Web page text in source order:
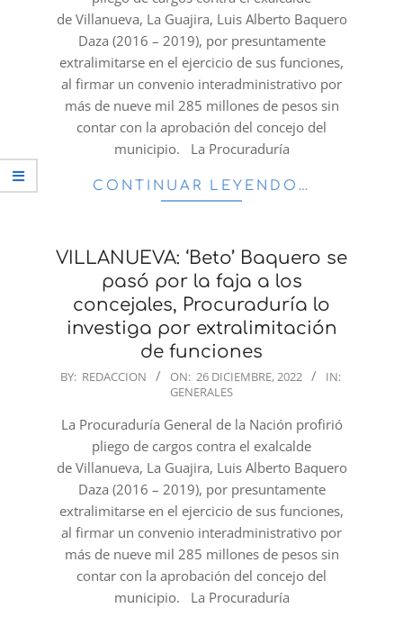
de Villanueva, La Guajira, Luis Alberto Baquero
Daza (2016 – 2019), por presuntamente
extralimitarse en el ejercicio de sus funciones,
al firmar un convenio interadministrativo por
más de nueve mil 285 millones de pesos sin
contar con la aprobación del concejo del
municipio. La Procuraduría
CONTINUAR LEYENDO…
VILLANUEVA: ‘Beto’ Baquero se
pasó por la faja a los
concejales, Procuraduría lo
investiga por extralimitación
de funciones
2022-
26
BY: REDACCION ON: 26 DICIEMBRE, 2022
IN:
GENERALES
La Procuraduría General de la Nación profirió
pliego de cargos contra el exalcalde
de Villanueva, La Guajira, Luis Alberto Baquero
Daza (2016 – 2019), por presuntamente
extralimitarse en el ejercicio de sus funciones,
al firmar un convenio interadministrativo por
más de nueve mil 285 millones de pesos sin
contar con la aprobación del concejo del
municipio. La Procuraduría